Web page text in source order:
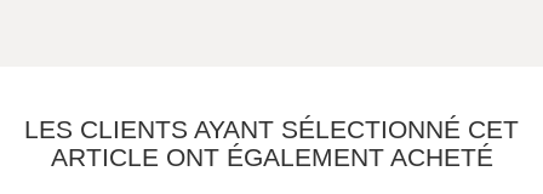
LES CLIENTS AYANT SÉLECTIONNÉ CET
ARTICLE ONT ÉGALEMENT ACHETÉ